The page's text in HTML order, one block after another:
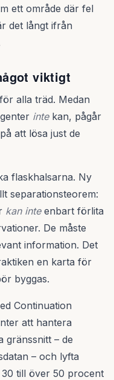
ett område där fel
det långt ifrån
viktigt
alla träd. Medan
intekan, pågår
att lösa just de
flaskhalsarna. Ny
separationsteorem:
kan inteenbart förlita
De måste
information. Det
en karta för
byggas.
Continuation
att hantera
gränssnitt – de
– och lyfta
till över 50 procent